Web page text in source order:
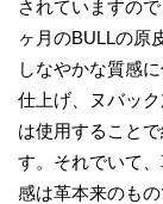
されていますの
ヶ月のBULLの原
しなやかな質感
仕上げ、ヌバッ
は使用すること
す。それでいて
感は革本来のも